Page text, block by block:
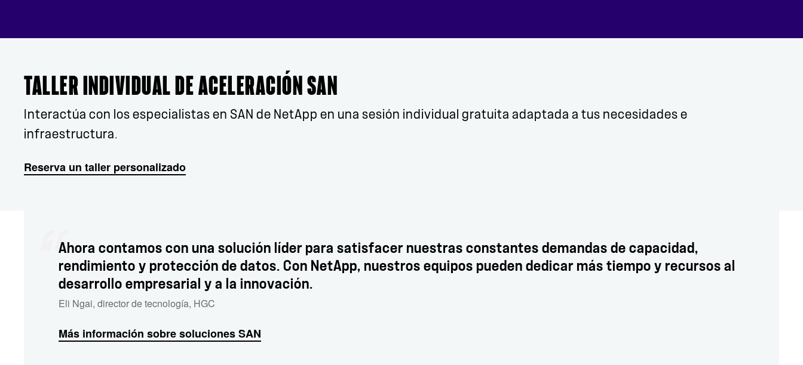
TALLER INDIVIDUAL DE ACELERACIÓN SAN
Interactúa con los especialistas en SAN de NetApp en una sesión individual gratuita adaptada a tus necesidades e
infraestructura.
Reserva un taller personalizado
Ahora contamos con una solución líder para satisfacer nuestras constantes demandas de capacidad,
rendimiento y protección de datos. Con NetApp, nuestros equipos pueden dedicar más tiempo y recursos al
desarrollo empresarial y a la innovación.
Eli Ngai, director de tecnología, HGC
Más información sobre soluciones SAN